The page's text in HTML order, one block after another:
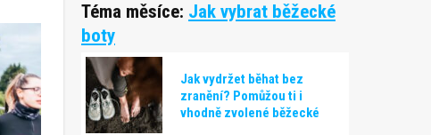
Téma měsíce: Jak vybrat běžecké
boty
Jak vydržet běhat bez
zranění? Pomůžou ti i
vhodně zvolené běžecké